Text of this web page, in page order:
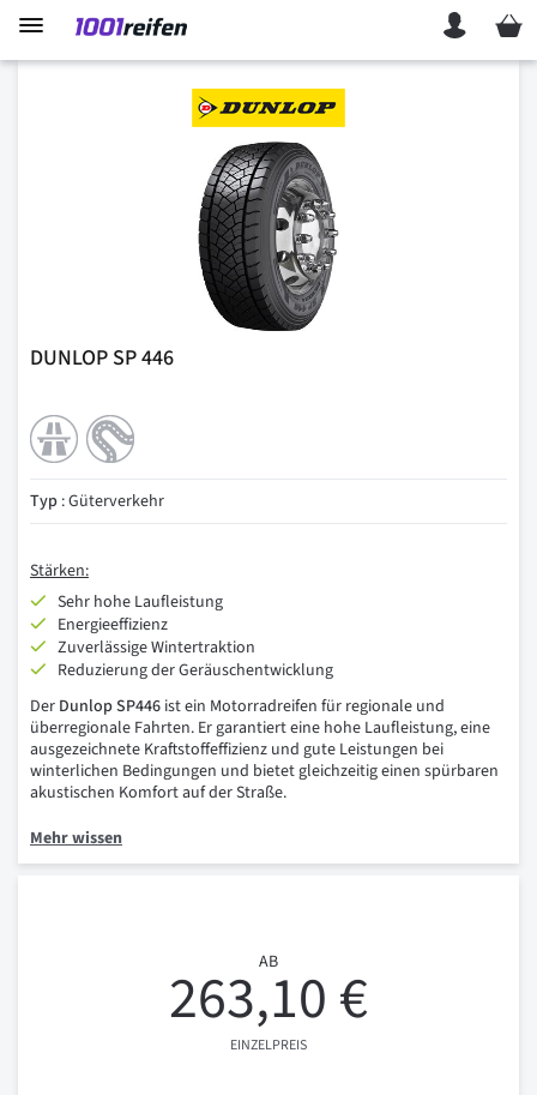
Mein
DUNLOP SP 446
Typ : Güterverkehr
Stärken:
Sehr hohe Laufleistung
Energieeffizienz
Zuverlässige Wintertraktion
Reduzierung der Geräuschentwicklung
Der Dunlop SP446 ist ein Motorradreifen für regionale und
überregionale Fahrten. Er garantiert eine hohe Laufleistung, eine
ausgezeichnete Kraftstoffeffizienz und gute Leistungen bei
winterlichen Bedingungen und bietet gleichzeitig einen spürbaren
akustischen Komfort auf der Straße.
Mehr wissen
AB
263,10 €
EINZELPREIS